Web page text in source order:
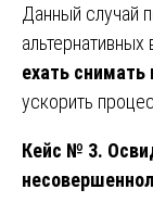
Данный случай
ехать снимать
ускорить
Кейс № 3.